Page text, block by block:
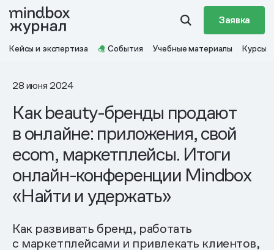
Заявка
Кейсы и экспертиза События Учебные материалы Курсы
28 июня 2024
Как beauty-бренды продают
в онлайне: приложения, свой
ecom, маркетплейсы. Итоги
онлайн-конференции Mindbox
«Найти и удержать»
Как развивать бренд, работать
с маркетплейсами и привлекать клиентов,